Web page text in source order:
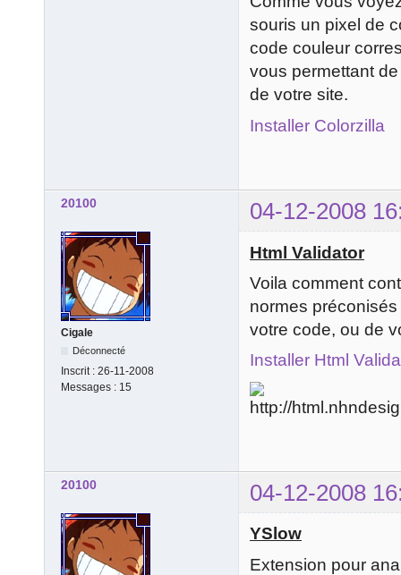
souris un pixel de
code couleur
vous permettant
de votre site.
Installer Colorzilla
20100 04-12-2008
Cigale
Déconnecté
Inscrit : 26-11-2008
Messages : 15
Html Validator
Voila comment
normes
votre code, ou de
Installer Html
20100 04-12-2008
YSlow
Extension pour